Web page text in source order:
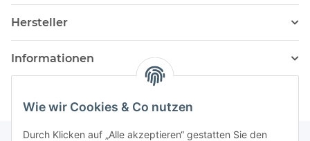
Wie wir Cookies & Co nutzen
Durch Klicken auf „Alle akzeptieren“ gestatten Sie den
Hersteller
Informationen